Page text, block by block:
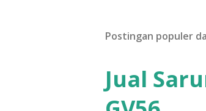
Postingan populer
Jual